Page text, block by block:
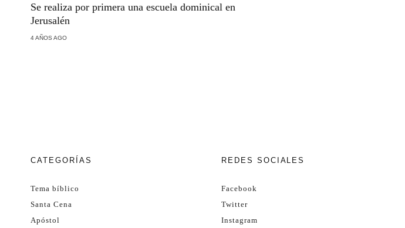
Se realiza por primera una escuela dominical en
Jerusalén
4 AÑOS AGO
CATEGORÍAS
Tema bíblico
Santa Cena
Apóstol
REDES SOCIALES
Facebook
Twitter
Instagram